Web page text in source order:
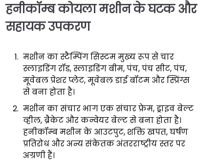
हनीकॉम्ब कोयला मशीन के घटक और
सहायक उपकरण
मशीन का स्टैम्पिंग सिस्टम मुख्य रूप से चार
स्लाइडिंग रॉड, स्लाइडिंग बीम, पंच, पंच सीट, पंच,
मूवेबल प्रेशर प्लेट, मूवेबल डाई बॉटम और स्प्रिंग्स
से बना होता है।
मशीन का संचार भाग एक संचार फ्रेम, ड्राइव बेल्ट
व्हील, ब्रैकेट और कन्वेयर बेल्ट से बना होता है।
हनीकॉम्ब मशीन के आउटपुट, शक्ति खपत, घर्षण
प्रतिरोध और अन्य संकेतक अंतरराष्ट्रीय स्तर पर
अग्रणी हैं।